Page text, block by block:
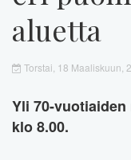
aluetta
Torstai, 18 Maaliskuun,
Yli 70-vuotiaiden
klo 8.00.